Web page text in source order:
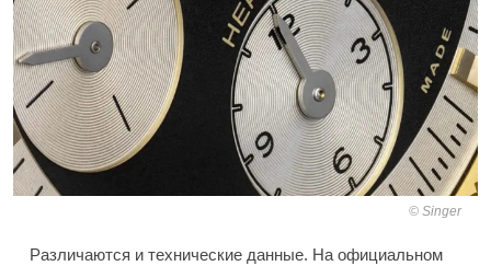
Singer
Различаются и технические данные. На официальном